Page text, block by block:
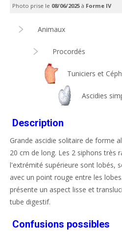
Photo prise le 08/06/2025 à Forme IV
Animaux
Procordés
Tuniciers et
Ascidies
Description
Grande ascidie solitaire de forme
20 cm de long. Les 2 siphons très
l'extrémité supérieure sont lobés,
avec un point rouge entre les
présente un aspect lisse et
tube digestif.
Confusions possibles